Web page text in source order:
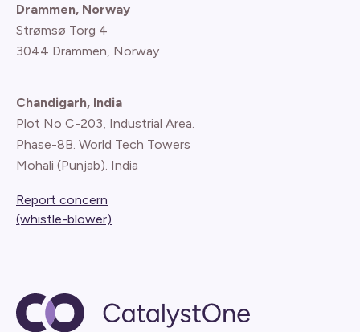
Drammen, Norway
Strømsø Torg 4
3044 Drammen, Norway
Chandigarh, India
Plot No C-203, Industrial Area.
Phase-8B. World Tech Towers
Mohali (Punjab). India
Report concern
(whistle-blower)